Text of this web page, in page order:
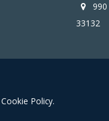
990
33132
para miembros afiliados
Policy.